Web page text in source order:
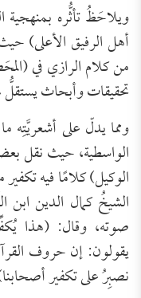
ويلاحَظُ تأثُّره بمنهجية
أهل الرفيق الأعلى)
من كلام الرازي في
تحقيقات وأبحاث يستقلُّ
ومما يدلّ على أشعريَّتِه
الواسطية، حيث نقل
الوكيل) كلامًا فيه
الشيخُ كمال الدين
صوته، وقال: (هذا
يقولون: إن حروف
نصبِرُ على تكفير